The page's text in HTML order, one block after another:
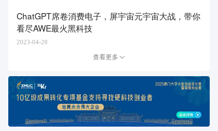
ChatGPT席卷消费电子，屏宇宙元宇宙大战，带你
看尽AWE最火黑科技
2023-04-28
查看更多